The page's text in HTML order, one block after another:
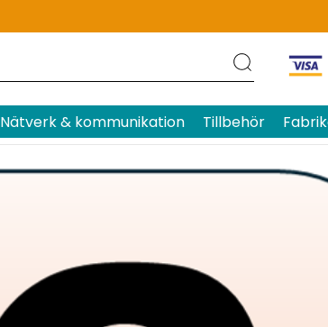
Nätverk & kommunikation Tillbehör